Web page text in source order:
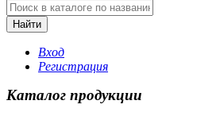
Найти
Вход
Регистрация
Каталог продукции